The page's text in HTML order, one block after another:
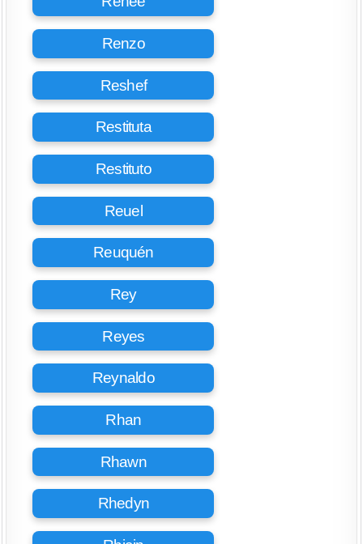
Renzo
Reshef
Restituta
Restituto
Reuel
Reuquén
Rey
Reyes
Reynaldo
Rhan
Rhawn
Rhedyn